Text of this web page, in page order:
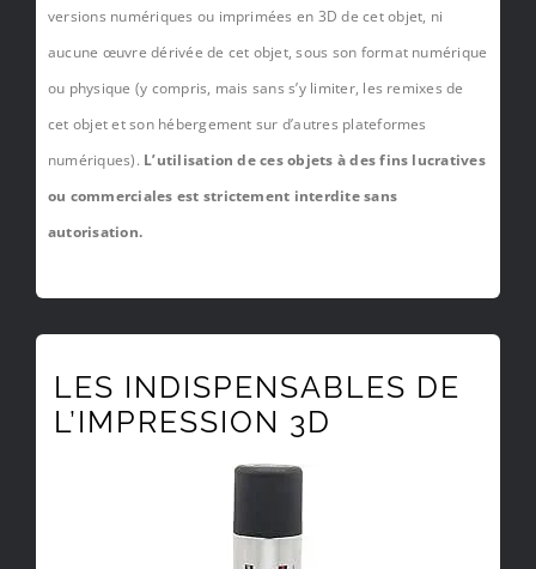
versions numériques ou imprimées en 3D de cet objet, ni
aucune œuvre dérivée de cet objet, sous son format numérique
ou physique (y compris, mais sans s’y limiter, les remixes de
cet objet et son hébergement sur d’autres plateformes
numériques). L’utilisation de ces objets à des fins lucratives
ou commerciales est strictement interdite sans
autorisation.
LES INDISPENSABLES DE
L’IMPRESSION 3D